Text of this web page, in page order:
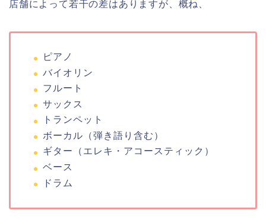
店舗によって若干の差はありますが、概ね、
ピアノ
バイオリン
フルート
サックス
トランペット
ボーカル（弾き語り含む）
ギター（エレキ・アコースティック）
ベース
ドラム